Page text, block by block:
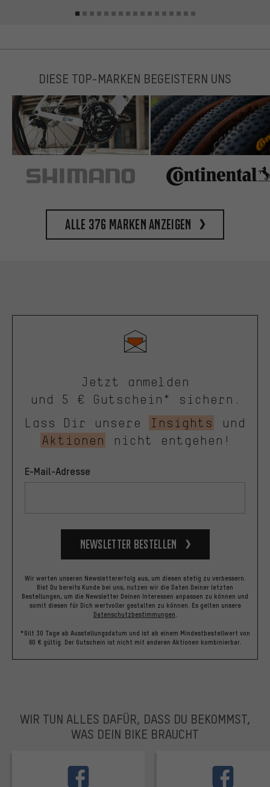
DIESE TOP-MARKEN BEGEISTERN UNS
Alle 376 Marken anzeigen
Jetzt anmelden
und 5 € Gutschein* sichern.
Lass Dir unsere
Insights
und
Aktionen
nicht entgehen!
E-Mail-Adresse
Newsletter bestellen
Wir werten unseren Newslettererfolg aus, um diesen stetig zu verbessern.
Bist Du bereits Kunde bei uns, nutzen wir die Daten Deiner letzten
Bestellungen, um die Newsletter Deinen Interessen anpassen zu können und
somit diesen für Dich wertvoller gestalten zu können. Es gelten unsere
Datenschutzbestimmungen.
*Gilt 30 Tage ab Ausstellungsdatum und ist ab einem Mindestbestellwert von
60 € gültig. Der Gutschein ist nicht mit anderen Aktionen kombinierbar.
WIR TUN ALLES DAFÜR, DASS DU BEKOMMST,
WAS DEIN BIKE BRAUCHT